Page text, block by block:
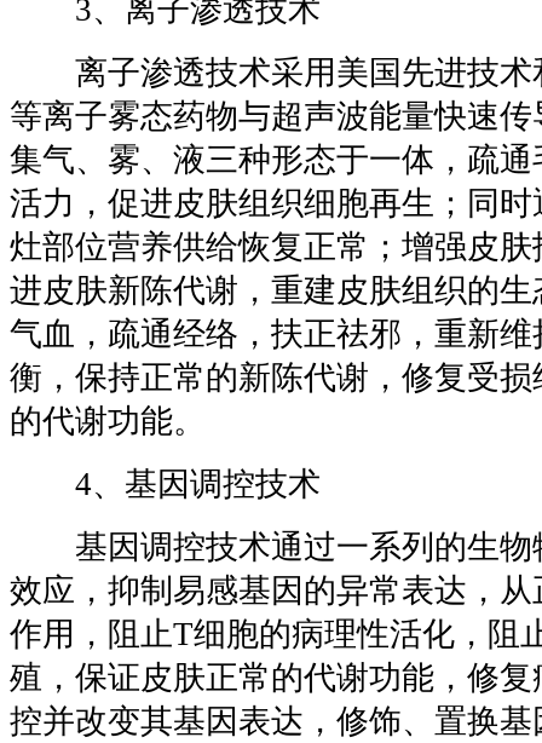
3、离子渗透技术
离子渗透技术采用美国先进技术
等离子雾态药物与超声波能量快速
集气、雾、液三种形态于一体，疏
活力，促进皮肤组织细胞再生；同
灶部位营养供给恢复正常；增强皮
进皮肤新陈代谢，重建皮肤组织的
气血，疏通经络，扶正祛邪，重新
衡，保持正常的新陈代谢，修复受
的代谢功能。
4、基因调控技术
基因调控技术通过一系列的生物
效应，抑制易感基因的异常表达，
作用，阻止T细胞的病理性活化，阻
殖，保证皮肤正常的代谢功能，修
控并改变其基因表达，修饰、置换